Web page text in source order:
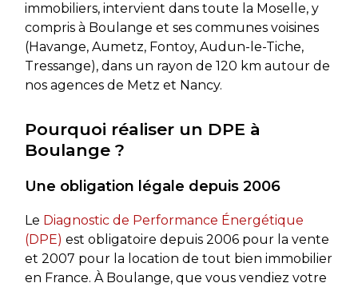
immobiliers, intervient dans toute la Moselle, y
compris à Boulange et ses communes voisines
(Havange, Aumetz, Fontoy, Audun-le-Tiche,
Tressange), dans un rayon de 120 km autour de
nos agences de Metz et Nancy.
Pourquoi réaliser un DPE à
Boulange ?
Une obligation légale depuis 2006
Le Diagnostic de Performance Énergétique
(DPE) est obligatoire depuis 2006 pour la vente
et 2007 pour la location de tout bien immobilier
en France. À Boulange, que vous vendiez votre